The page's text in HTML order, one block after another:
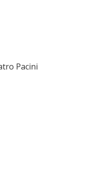
Pacini